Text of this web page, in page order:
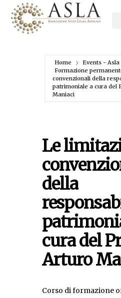
Home
Events - Asla
Formazione
convenzionali della
patrimoniale a cura del
Maniaci
Le
della
cura del
Arturo
Corso di formazione